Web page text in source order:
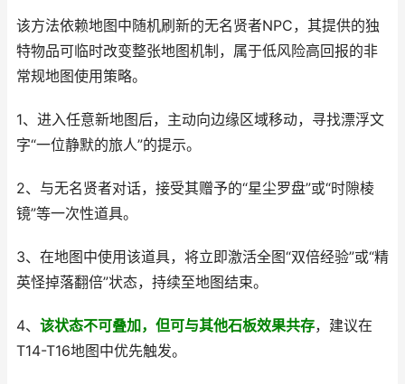
该方法依赖地图中随机刷新的无名贤者NPC，其提供的独
特物品可临时改变整张地图机制，属于低风险高回报的非
常规地图使用策略。
1、进入任意新地图后，主动向边缘区域移动，寻找漂浮文
字“一位静默的旅人”的提示。
2、与无名贤者对话，接受其赠予的“星尘罗盘”或“时隙棱
镜”等一次性道具。
3、在地图中使用该道具，将立即激活全图“双倍经验”或“精
英怪掉落翻倍”状态，持续至地图结束。
4、 该状态不可叠加，但可与其他石板效果共存，建议在
T14-T16地图中优先触发。